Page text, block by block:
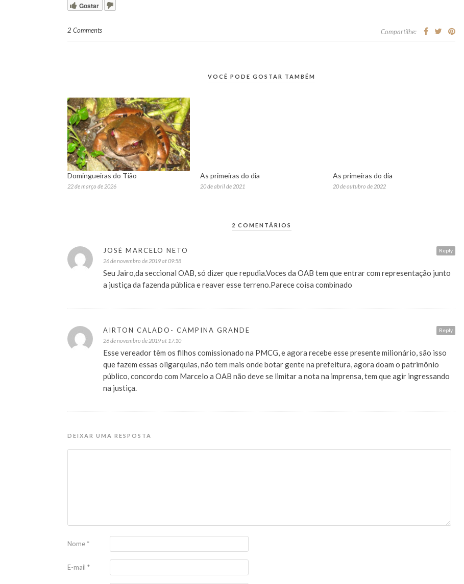
Gostar
2 Comments Compartilhe:
VOCÊ PODE GOSTAR TAMBÉM
Domingueiras do Tião
22 de março de 2026
As primeiras do dia
20 de abril de 2021
As primeiras do dia
20 de outubro de 2022
2 COMENTÁRIOS
Reply
JOSÉ MARCELO NETO
26 de novembro de 2019 at 09:58
Seu Jairo,da seccional OAB, só dizer que repudia.Voces da OAB tem que entrar com representação junto
a justiça da fazenda pública e reaver esse terreno.Parece coisa combinado
Reply
AIRTON CALADO- CAMPINA GRANDE
26 de novembro de 2019 at 17:10
Esse vereador têm os filhos comissionado na PMCG, e agora recebe esse presente milionário, são isso
que fazem essas oligarquias, não tem mais onde botar gente na prefeitura, agora doam o patrimônio
público, concordo com Marcelo a OAB não deve se limitar a nota na imprensa, tem que agir ingressando
na justiça.
DEIXAR UMA RESPOSTA
Nome*
E-mail *